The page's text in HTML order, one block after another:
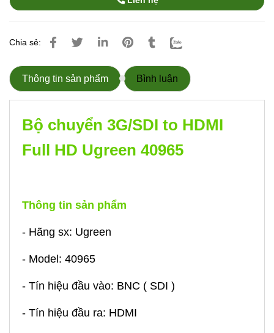
Chia sẻ:
Thông tin sản phẩm Bình luận
Bộ chuyển 3G/SDI to HDMI
Full HD Ugreen 40965
Thông tin sản phẩm
- Hãng sx: Ugreen
- Model: 40965
- Tín hiệu đầu vào: BNC ( SDI )
- Tín hiệu đầu ra: HDMI